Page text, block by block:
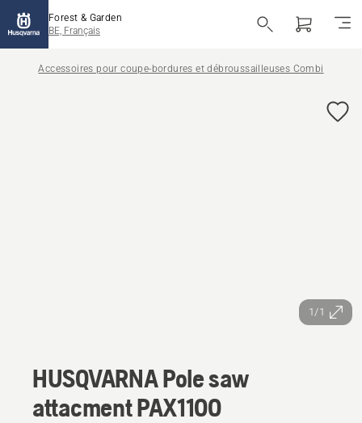
Forest & Garden
BE, Français
Accessoires pour coupe-bordures et débroussailleuses Combi
1/1
HUSQVARNA Pole saw
attacment PAX1100